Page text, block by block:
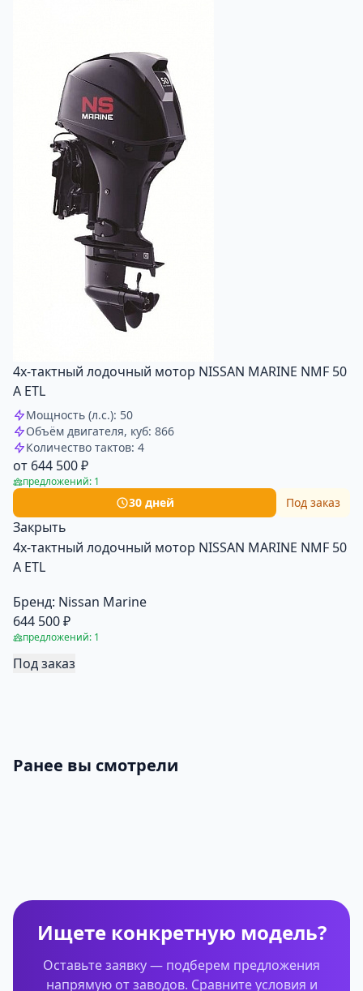
4х-тактный лодочный мотор NISSAN MARINE NMF 50
A ETL
Мощность (л.с.): 50
Объём двигателя, куб: 866
Количество тактов: 4
от 644 500 ₽
предложений: 1
30 дней Под заказ
Закрыть
4х-тактный лодочный мотор NISSAN MARINE NMF 50
A ETL
Бренд: Nissan Marine
644 500 ₽
предложений: 1
Под заказ
Ранее вы смотрели
Ищете конкретную модель?
Оставьте заявку — подберем предложения
напрямую от заводов. Сравните условия и